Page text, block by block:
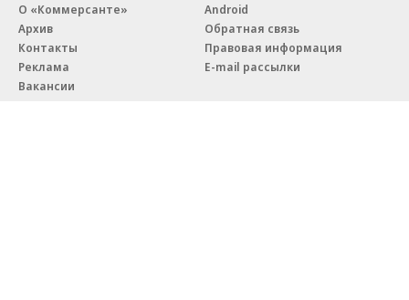
О «Коммерсанте»
Архив
Контакты
Реклама
Вакансии
Android
Обратная связь
Правовая информация
E-mail рассылки